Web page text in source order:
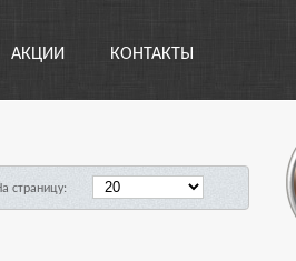
АКЦИИ КОНТАКТЫ
страницу: